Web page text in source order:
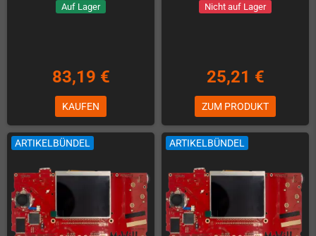
Auf Lager
83,19 €
KAUFEN
Nicht auf Lager
25,21 €
ZUM PRODUKT
ARTIKELBÜNDEL ARTIKELBÜNDEL